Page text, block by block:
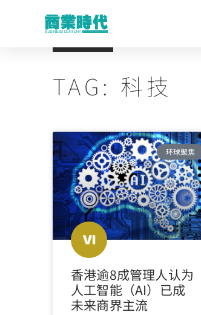
TAG: 科技
环球聚焦
香港逾8成管理人认为
人工智能（AI）已成
未来商界主流